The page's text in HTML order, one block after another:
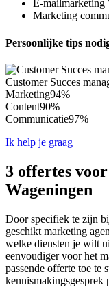
E-mailmarketing
Marketing
Persoonlijke tips
Customer Succes
Marketing94%
Content90%
Communicatie97%
Ik help je graag
3 offertes
Wageningen
Door specifiek te zijn
geschikt marketing
welke diensten je wilt
eenvoudiger voor het
passende offerte toe te
kennismakingsgesprek